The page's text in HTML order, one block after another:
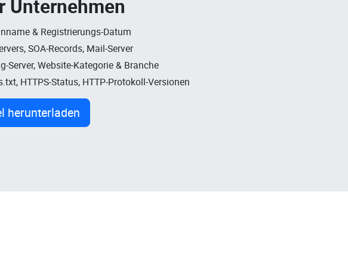
Unternehmen
& Registrierungs-Datum
SOA-Records, Mail-Server
Server, Website-Kategorie & Branche
HTTPS-Status, HTTP-Protokoll-Versionen
herunterladen